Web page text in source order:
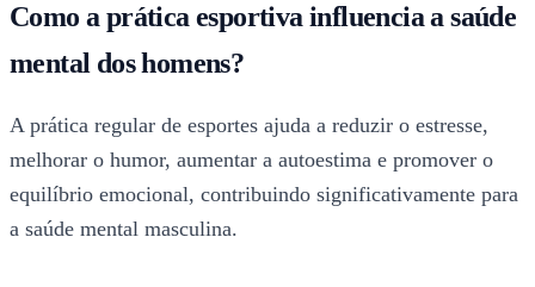
Como a prática esportiva influencia a saúde
mental dos homens?
A prática regular de esportes ajuda a reduzir o estresse,
melhorar o humor, aumentar a autoestima e promover o
equilíbrio emocional, contribuindo significativamente para
a saúde mental masculina.